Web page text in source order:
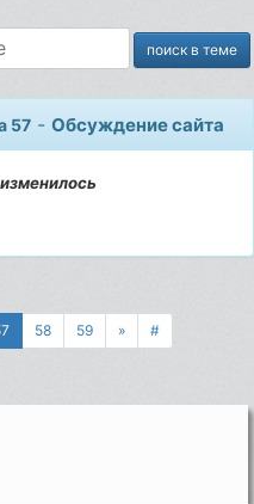
57 -Обсуждение сайта
58 59 » #